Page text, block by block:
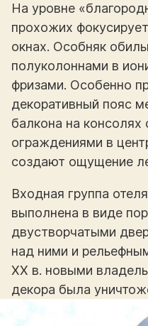
На уровне
прохожих
окнах. Особняк
полуколоннами в
фризами. Особенно
декоративный пояс
балкона на консолях
ограждениями в
создают ощущение
Входная группа
выполнена в виде
двустворчатыми
над ними и
XX в. новыми
декора была